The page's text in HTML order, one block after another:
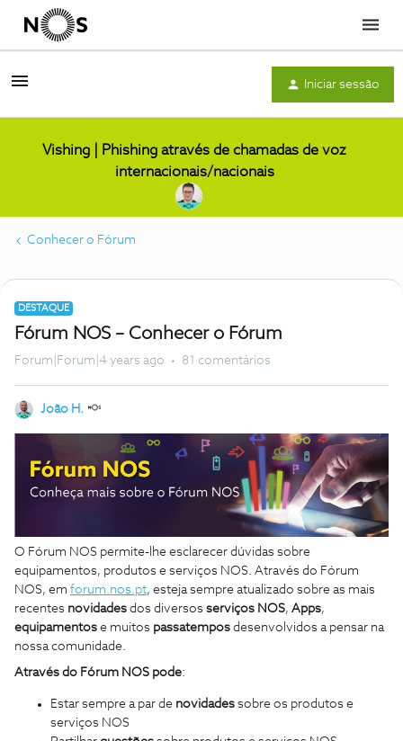
Menu
Iniciar sessão
Vishing | Phishing através de chamadas de voz
internacionais/nacionais
Conhecer o Fórum
DESTAQUE
Fórum NOS – Conhecer o Fórum
Forum|Forum|4 years ago 81 comentários
João H.
O Fórum NOS permite-lhe esclarecer dúvidas sobre
equipamentos, produtos e serviços NOS. Através do Fórum
NOS, em forum.nos.pt, esteja sempre atualizado sobre as mais
recentes novidades dos diversos serviços NOS, Apps,
equipamentos e muitos passatempos desenvolvidos a pensar na
nossa comunidade.
Através do Fórum NOS pode:
Estar sempre a par de novidades sobre os produtos e
serviços NOS